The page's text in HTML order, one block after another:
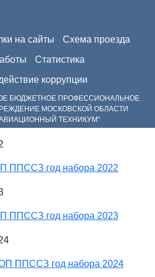
на сайты
Схема проезда
Статистика
коррупции
БЮДЖЕТНОЕ ПРОФЕССИОНАЛЬНОЕ
МОСКОВСКОЙ ОБЛАСТИ
ТЕХНИКУМ"
ППССЗ год набора 2022
ППССЗ год набора 2023
ППССЗ год набора 2024